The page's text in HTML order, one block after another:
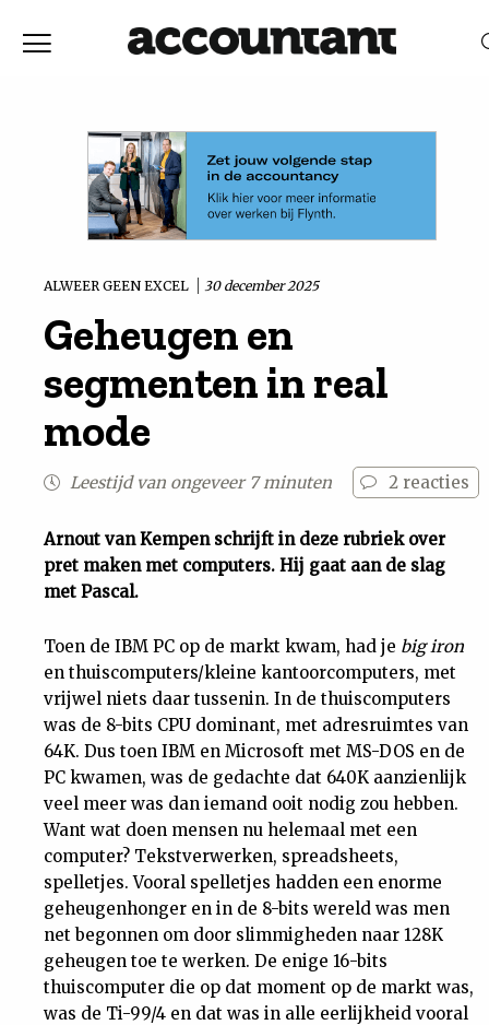
Nieuws
Discussie
Vaktechniek
Achtergrond
Feiten
Cijfers
Tuchtrecht
Magazine
Podcast
Dossiers
Nieuwsbrief
ALWEER GEEN EXCEL 30 december 2025
Geheugen en
segmenten in real
mode
Leestijd van ongeveer 7 minuten 2 reacties
Arnout van Kempen schrijft in deze rubriek over
pret maken met computers. Hij gaat aan de slag
met Pascal.
Toen de IBM PC op de markt kwam, had je big iron
en thuiscomputers/kleine kantoorcomputers, met
vrijwel niets daar tussenin. In de thuiscomputers
was de 8-bits CPU dominant, met adresruimtes van
64K. Dus toen IBM en Microsoft met MS-DOS en de
PC kwamen, was de gedachte dat 640K aanzienlijk
veel meer was dan iemand ooit nodig zou hebben.
Want wat doen mensen nu helemaal met een
computer? Tekstverwerken, spreadsheets,
spelletjes. Vooral spelletjes hadden een enorme
geheugenhonger en in de 8-bits wereld was men
net begonnen om door slimmigheden naar 128K
geheugen toe te werken. De enige 16-bits
thuiscomputer die op dat moment op de markt was,
was de Ti-99/4 en dat was in alle eerlijkheid vooral
RELEVANTIEDATUM